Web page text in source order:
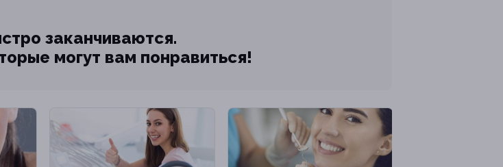
заканчиваются.
могут вам понравиться!